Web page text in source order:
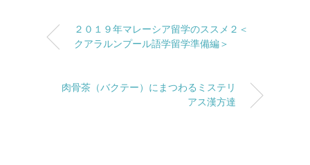
２０１９年マレーシア留学のススメ２＜
クアラルンプール語学留学準備編＞
肉骨茶（バクテー）にまつわるミステリ
アス漢方達